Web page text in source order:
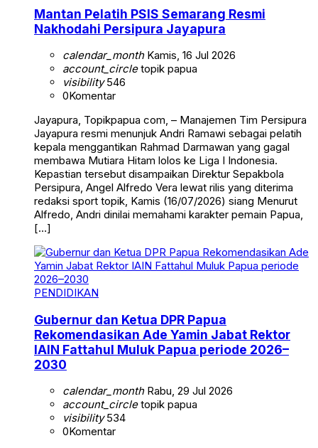
Mantan Pelatih PSIS Semarang Resmi
Nakhodahi Persipura Jayapura
calendar_monthKamis, 16 Jul 2026
account_circletopik papua
visibility546
0Komentar
Jayapura, Topikpapua com, – Manajemen Tim Persipura
Jayapura resmi menunjuk Andri Ramawi sebagai pelatih
kepala menggantikan Rahmad Darmawan yang gagal
membawa Mutiara Hitam lolos ke Liga I Indonesia.
Kepastian tersebut disampaikan Direktur Sepakbola
Persipura, Angel Alfredo Vera lewat rilis yang diterima
redaksi sport topik, Kamis (16/07/2026) siang Menurut
Alfredo, Andri dinilai memahami karakter pemain Papua,
[…]
PENDIDIKAN
Gubernur dan Ketua DPR Papua
Rekomendasikan Ade Yamin Jabat Rektor
IAIN Fattahul Muluk Papua periode 2026–
2030
calendar_monthRabu, 29 Jul 2026
account_circletopik papua
visibility534
0Komentar